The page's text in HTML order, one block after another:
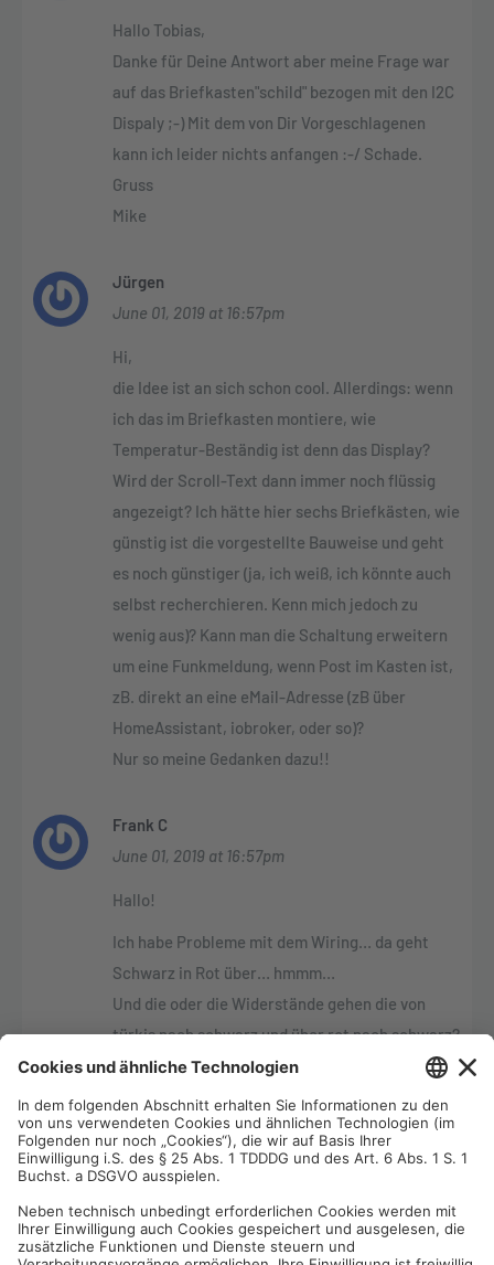
Hallo Tobias,
Danke für Deine Antwort aber meine Frage war
auf das Briefkasten"schild" bezogen mit den I2C
Dispaly ;-) Mit dem von Dir Vorgeschlagenen
kann ich leider nichts anfangen :-/ Schade.
Gruss
Mike
Jürgen
June 01, 2019 at 16:57pm
Hi,
die Idee ist an sich schon cool. Allerdings: wenn
ich das im Briefkasten montiere, wie
Temperatur-Beständig ist denn das Display?
Wird der Scroll-Text dann immer noch flüssig
angezeigt? Ich hätte hier sechs Briefkästen, wie
günstig ist die vorgestellte Bauweise und geht
es noch günstiger (ja, ich weiß, ich könnte auch
selbst recherchieren. Kenn mich jedoch zu
wenig aus)? Kann man die Schaltung erweitern
um eine Funkmeldung, wenn Post im Kasten ist,
zB. direkt an eine eMail-Adresse (zB über
HomeAssistant, iobroker, oder so)?
Nur so meine Gedanken dazu!!
Frank C
June 01, 2019 at 16:57pm
Hallo!
Ich habe Probleme mit dem Wiring… da geht
Schwarz in Rot über… hmmm…
Und die oder die Widerstände gehen die von
türkis nach schwarz und über rot nach schwarz?
Sorry, bin nicht gerade Neuling, aber diese
Grafik überfordert mich ein wenig… Einzig die
oberen 6 Drähte sind klar/eindeutig.
Ist schwarz (2mal vom Uno) einmal “nur”
überdeckt? Ok, vllt. wird’s dann klarer…
Und wie sind dann die beiden roten mit dem